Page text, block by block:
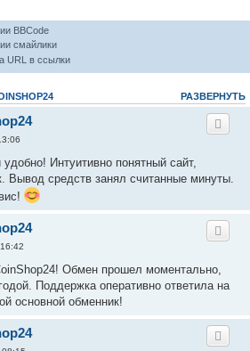
BBCode
смайлики
URL в ссылки
РАЗВЕРНУТЬ
Интуитивно понятный сайт,
Вывод средств занял считанные минуты.
Обмен прошел моментально,
Поддержка оперативно ответила на
основной обменник!